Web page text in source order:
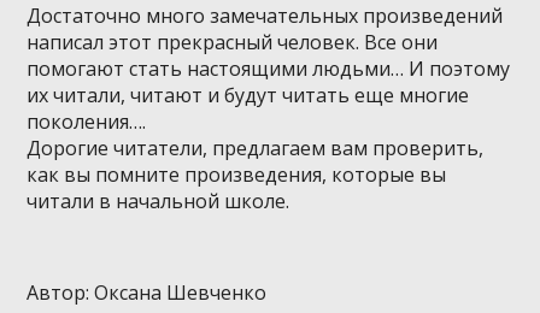
Достаточно много замечательных произведений
написал этот прекрасный человек. Все они
помогают стать настоящими людьми… И поэтому
их читали, читают и будут читать еще многие
поколения….
Дорогие читатели, предлагаем вам проверить,
как вы помните произведения, которые вы
читали в начальной школе.
Автор: Оксана Шевченко